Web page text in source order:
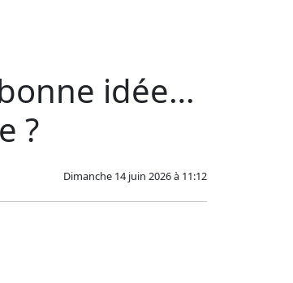
idée…
?
Dimanche 14 juin 2026 à 11:12